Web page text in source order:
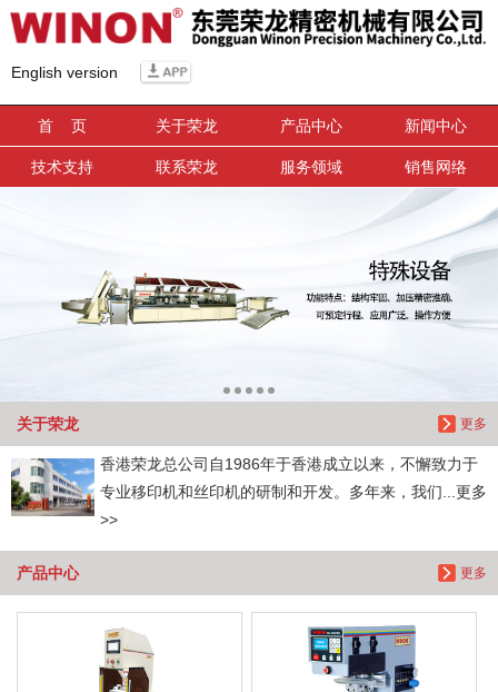
English version
首 页 关于荣龙 产品中心 新闻中心
技术支持 联系荣龙 服务领域 销售网络
更多
关于荣龙
香港荣龙总公司自1986年于香港成立以来，不懈致力于
专业移印机和丝印机的研制和开发。多年来，我们...更多
>>
更多
产品中心
信息搜索
搜索